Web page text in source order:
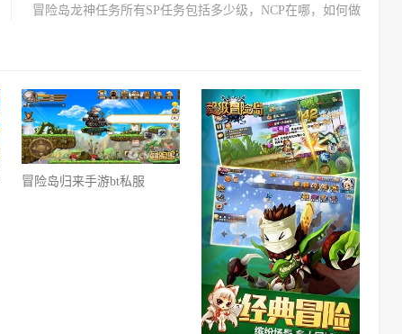
冒险岛龙神任务所有SP任务包括多少级，NCP在哪，如何做
冒险岛归来手游bt私服